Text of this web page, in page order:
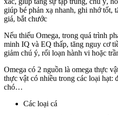
giúp bé phản xạ nhanh, ghi nhớ tốt,
giá, bắt chước
Nếu thiếu Omega, trong quá trình
minh IQ và EQ thấp, tăng nguy cơ
giảm chú ý, rối loạn hành vi hoặc
Omega có 2 nguồn là omega thực
thực vật có nhiều trong các loại hạt:
chó…
Các loại cá